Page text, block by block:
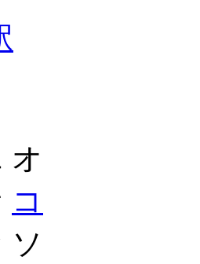
オ
コ
ソ